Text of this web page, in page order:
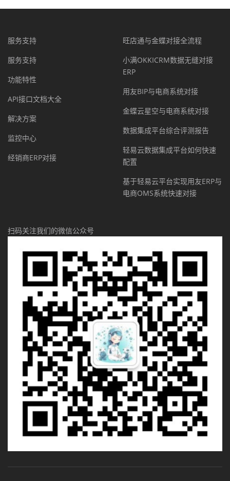
服务支持
服务支持
功能特性
API接口文档大全
解决方案
监控中心
经销商ERP对接
旺店通与金蝶对接全流程
小满OKKICRM数据无缝对接
ERP
用友BIP与电商系统对接
金蝶云星空与电商系统对接
数据集成平台综合评测报告
轻易云数据集成平台如何快速
配置
基于轻易云平台实现用友ERP与
电商OMS系统快速对接
扫码关注我们的微信公众号